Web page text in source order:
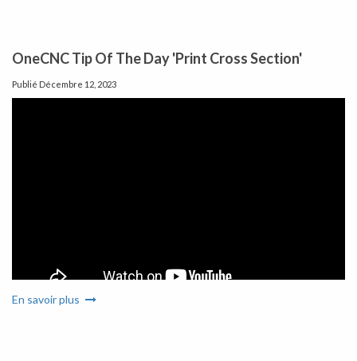
OneCNC Tip Of The Day 'Print Cross Section'
Publié Décembre 12, 2023
En savoir plus